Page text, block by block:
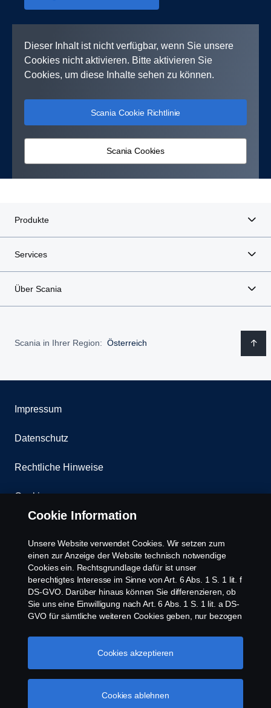
Dieser Inhalt ist nicht verfügbar, wenn Sie unsere
Cookies nicht aktivieren. Bitte aktivieren Sie
Cookies, um diese Inhalte sehen zu können.
Scania Cookie Richtlinie
Scania Cookies
Produkte
Services
Über Scania
Scania in Ihrer Region: Österreich
Impressum
Datenschutz
Rechtliche Hinweise
Cookies
Whistleblowing
Scania Cookie Richtlinie
Scania Österreich Ges.m.b.H., Johann-Steinböck-
Cookie Information
Unsere Website verwendet Cookies. Wir setzen zum
einen zur Anzeige der Website technisch notwendige
Cookies ein. Rechtsgrundlage dafür ist unser
berechtigtes Interesse im Sinne von Art. 6 Abs. 1 S. 1 lit. f
DS-GVO. Darüber hinaus können Sie differenzieren, ob
Sie uns eine Einwilligung nach Art. 6 Abs. 1 S. 1 lit. a DS-
GVO für sämtliche weiteren Cookies geben, nur bezogen
Diese Einwilligung ist freiwillig und kann jederzeit mit
Zukunftswirkung widerrufen werden. Unsere Anbieter
Angemessenheitsbeschlusses der Europäischen
Cookies ablehnen
Cookies akzeptieren